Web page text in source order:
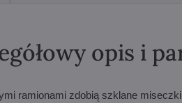
opis i
ramionami zdobią szklane